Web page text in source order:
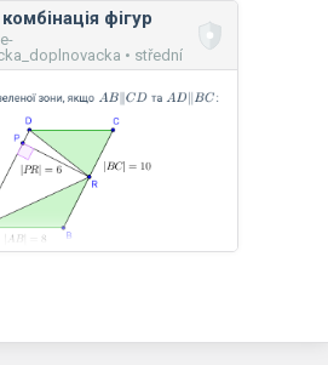
фігур
• střední